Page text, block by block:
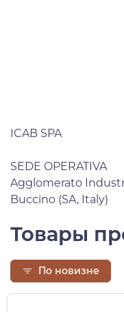
ICAB SPA
SEDE OPERATIVA
Agglomerato
Buccino (SA, Italy)
Товары
По новизне